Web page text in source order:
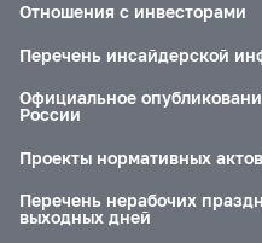
Отношения с инвесторами
Перечень инсайдерской
Официальное
России
Проекты нормативных
Перечень нерабочих
выходных дней